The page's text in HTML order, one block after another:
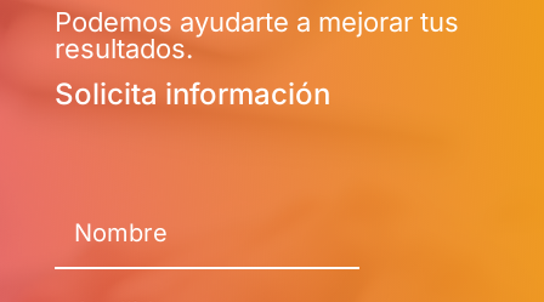
Podemos ayudarte a mejorar tus
resultados.
Solicita información